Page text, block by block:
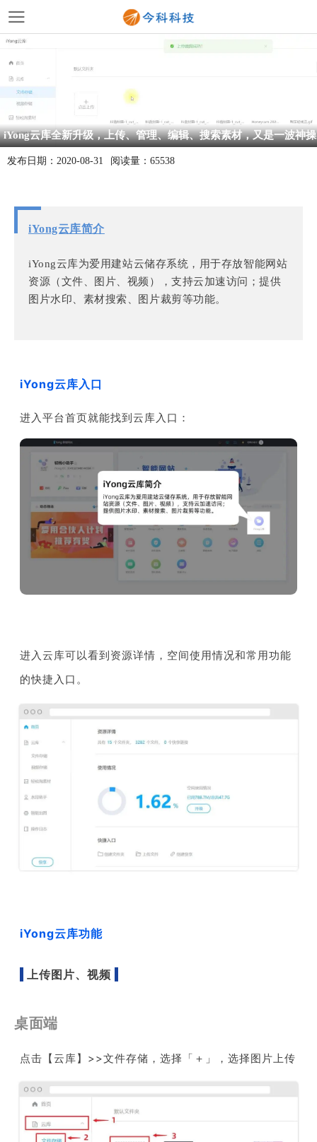
iYong云库全新升级，上传、管理、编辑、搜索素材，又是一波神操
作
发布日期： 2020-08-31 阅读量： 65538
iYong云库简介
iYong云库为爱用建站云储存系统，用于存放智能网站
资源（文件、图片、视频），支持云加速访问；提供
图片水印、素材搜索、图片裁剪等功能。
iYong云库入口
进入平台首页就能找到云库入口：
进入云库可以看到资源详情，空间使用情况和常用功能
的快捷入口。
iYong云库功能
上传图片、视频
桌面端
点击【 云库】>>文件存储，选择「＋」，选择图片上传